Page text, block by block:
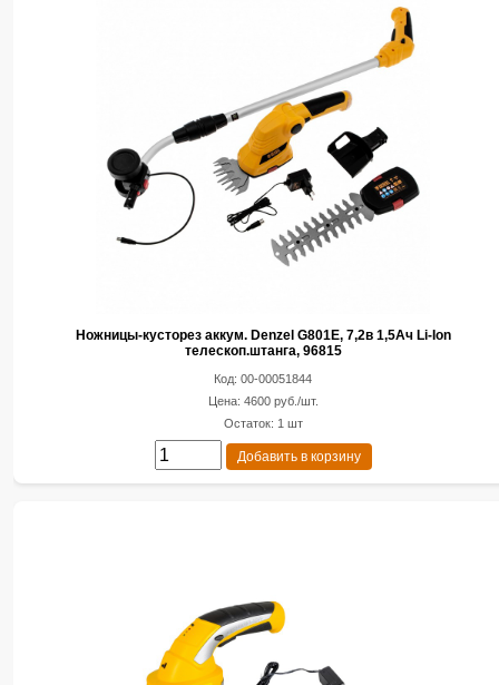
Ножницы-кусторез аккум. Denzel G801E, 7,2в 1,5Ач Li-Ion
телескоп.штанга, 96815
Код: 00-00051844
Цена: 4600 руб./шт.
Остаток: 1 шт
Добавить в корзину